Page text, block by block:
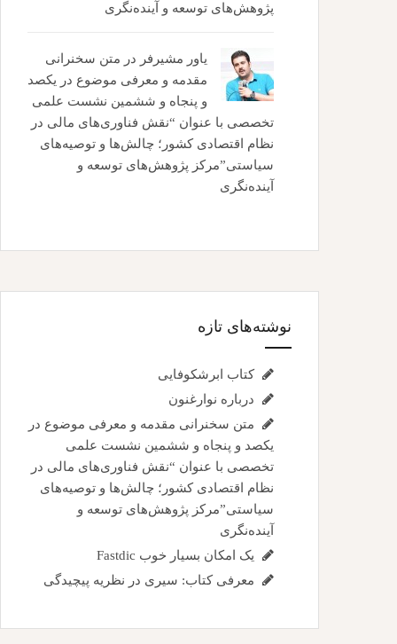
پژوهش‌های توسعه و آینده‌نگری
یاور مشیرفر در متن سخنرانی
مقدمه و معرفی موضوع در یکصد
و پنجاه و ششمین نشست علمی
تخصصی با عنوان “نقش فناوری‌های مالی در
نظام اقتصادی کشور؛ چالش‌ها و توصیه‌های
سیاستی”مرکز پژوهش‌های توسعه و
آینده‌نگری
نوشته‌های تازه
کتاب ابرشکوفایی
درباره نوارغنون
متن سخنرانی مقدمه و معرفی موضوع در
یکصد و پنجاه و ششمین نشست علمی
تخصصی با عنوان “نقش فناوری‌های مالی در
نظام اقتصادی کشور؛ چالش‌ها و توصیه‌های
سیاستی”مرکز پژوهش‌های توسعه و
آینده‌نگری
یک امکان بسیار خوب Fastdic
معرفی کتاب: سیری در نظریه پیچیدگی